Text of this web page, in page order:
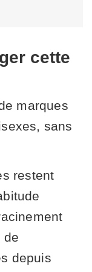
cette
marques
sans
restent
de
depuis